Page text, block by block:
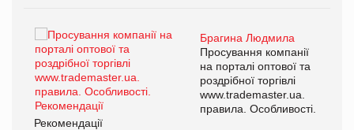
Брагина Людмила
Просування компанії
на порталі оптової та
роздрібної торгівлі
www.trademaster.ua.
правила. Особливості.
Рекомендації